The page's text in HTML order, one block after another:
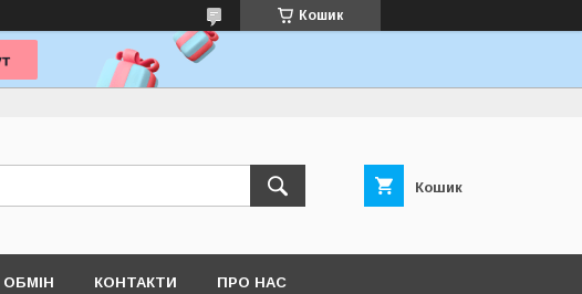
Кошик
Кошик
КОНТАКТИ ПРО НАС